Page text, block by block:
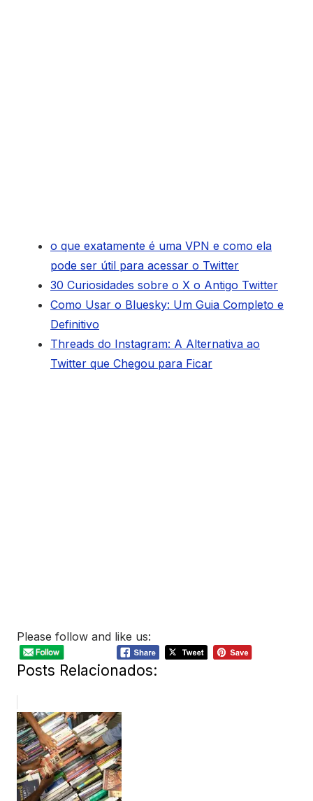
o que exatamente é uma VPN e como ela
pode ser útil para acessar o Twitter
30 Curiosidades sobre o X o Antigo Twitter
Como Usar o Bluesky: Um Guia Completo e
Definitivo
Threads do Instagram: A Alternativa ao
Twitter que Chegou para Ficar
Please follow and like us:
Posts Relacionados: